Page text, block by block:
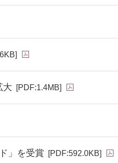
大 [PDF:1.4MB]
」を受賞 [PDF:592.0KB]